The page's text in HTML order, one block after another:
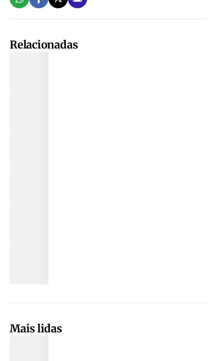
Relacionadas
Mais lidas